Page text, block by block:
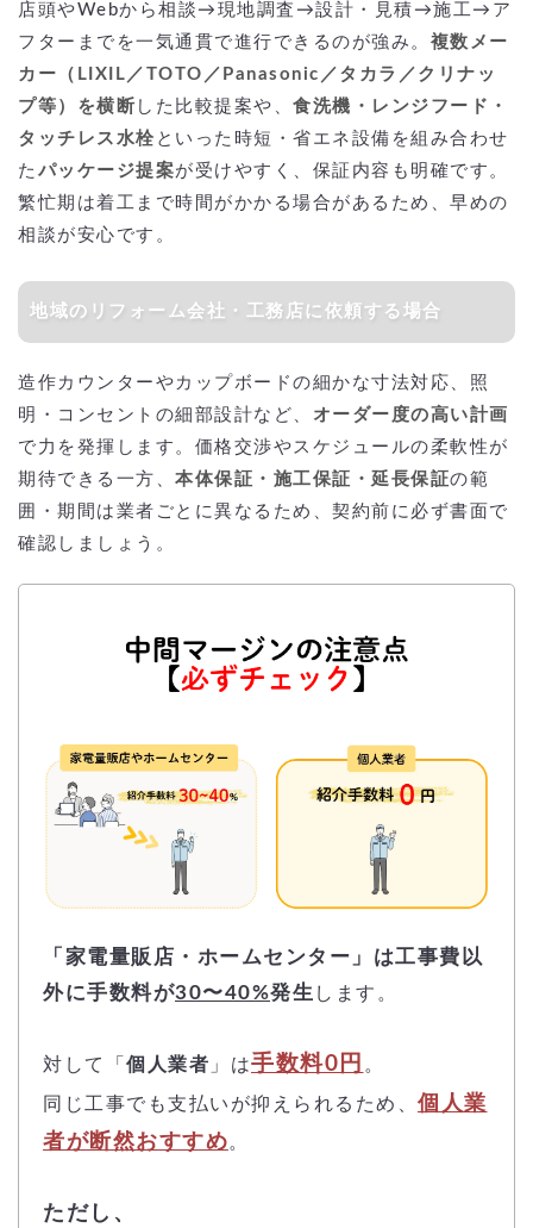
店頭やWebから相談→現地調査→設計・見積→施工→ア
フターまでを一気通貫で進行できるのが強み。 複数メー
カー（LIXIL／TOTO／Panasonic／タカラ／クリナッ
プ等）を横断 した比較提案や、 食洗機・レンジフード・
タッチレス水栓 といった時短・省エネ設備を組み合わせ
た パッケージ提案が受けやすく、保証内容も明確です。
繁忙期は着工まで時間がかかる場合があるため、早めの
相談が安心です。
地域のリフォーム会社・工務店に依頼する場合
造作カウンターやカップボードの細かな寸法対応、照
明・コンセントの細部設計など、 オーダー度の高い計画
で力を発揮します。価格交渉やスケジュールの柔軟性が
期待できる一方、 本体保証・施工保証・延長保証の範
囲・期間は業者ごとに異なるため、契約前に必ず書面で
確認しましょう。
「家電量販店・ホームセンター」は工事費以
外に手数料が30〜40%発生 します。
対して「 個人業者 」は手数料0円 。
同じ工事でも支払いが抑えられるため、 個人業
者が断然おすすめ。
ただし、